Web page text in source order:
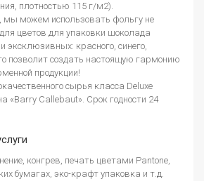
плотностью 115 г/м2).
можем использовать фольгу не
цветов для упаковки шоколада
и эксклюзивных: красного, синего,
позволит создать настоящую гармонию
продукции!
сырья класса Deluxe
«Barry Callebaut». Срок годности 24
конгрев, печать цветами Pantone,
бумагах, эко-крафт упаковка и т.д.